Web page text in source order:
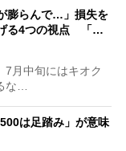
膨らんで…」損失を
る4つの視点 「…
月中旬にはキオク
な…
は足踏み」が意味